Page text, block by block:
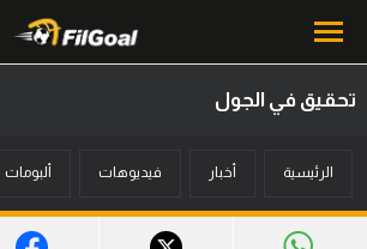
أخبار
تحقيق في الجول
الرئيسية أخبار فيديوهات ألبومات